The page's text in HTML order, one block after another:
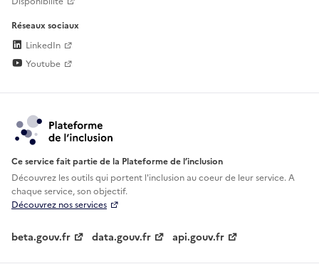
Réseaux sociaux
LinkedIn
Youtube
Ce service fait partie de la Plateforme de l’inclusion
Découvrez les outils qui portent l'inclusion aucoeur de leur service. A
chaque service, son objectif.
Découvrez nos services
beta.gouv.fr data.gouv.fr api.gouv.fr